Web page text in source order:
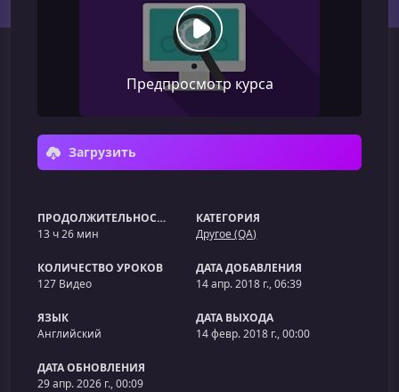
Предпросмотр курса
Загрузить
ПРОДОЛЖИТЕЛЬНОСТЬ
13 ч 26 мин
КАТЕГОРИЯ
Другое (QA)
КОЛИЧЕСТВО УРОКОВ
127 Видео
ДАТА ДОБАВЛЕНИЯ
14 апр. 2018 г., 06:39
ЯЗЫК
Английский
ДАТА ВЫХОДА
14 февр. 2018 г., 00:00
ДАТА ОБНОВЛЕНИЯ
29 апр. 2026 г., 00:09